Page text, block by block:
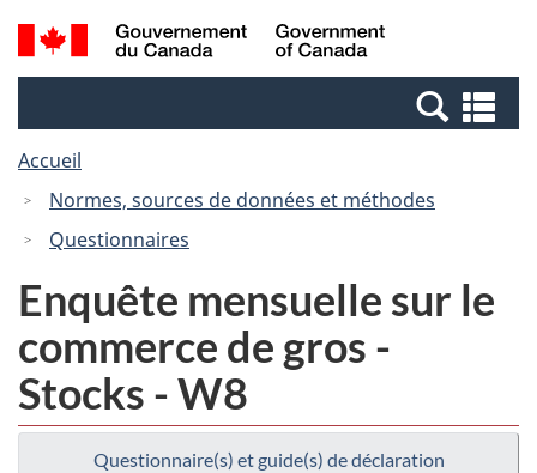
Passer
au
Passer
à
Canada
Recherche
et
et
Accueil
Normes, sources de données et méthodes
Questionnaires
Enquête mensuelle sur le
commerce de gros -
Stocks - W8
Questionnaire(s) et guide(s) de déclaration